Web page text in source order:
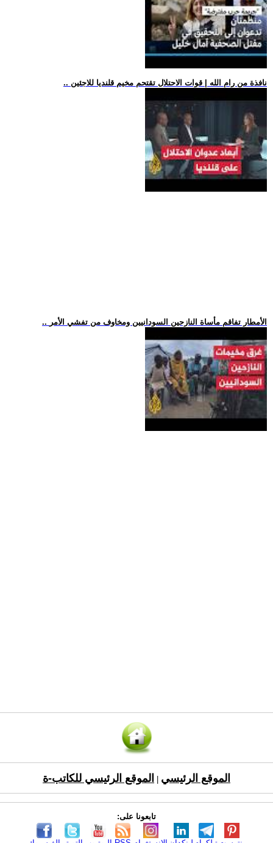
.. نافذة من رام الله | قوات الاحتلال تقتحم مخيم قلنديا للاجئين
.. الأمطار تفاقم مأساة النازحين السودانيين ومخاوف من تفشي الأمر
الموقع الرئيسي الموقع الرئيسي للكاتب-ة
تابعونا على: